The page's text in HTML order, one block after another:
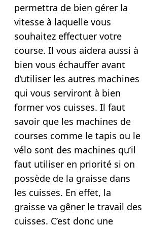
permettra de bien gérer la
vitesse à laquelle vous
souhaitez effectuer votre
course. Il vous aidera aussi à
bien vous échauffer avant
d’utiliser les autres machines
qui vous serviront à bien
former vos cuisses. Il faut
savoir que les machines de
courses comme le tapis ou le
vélo sont des machines qu’il
faut utiliser en priorité si on
possède de la graisse dans
les cuisses. En effet, la
graisse va gêner le travail des
cuisses. C’est donc une